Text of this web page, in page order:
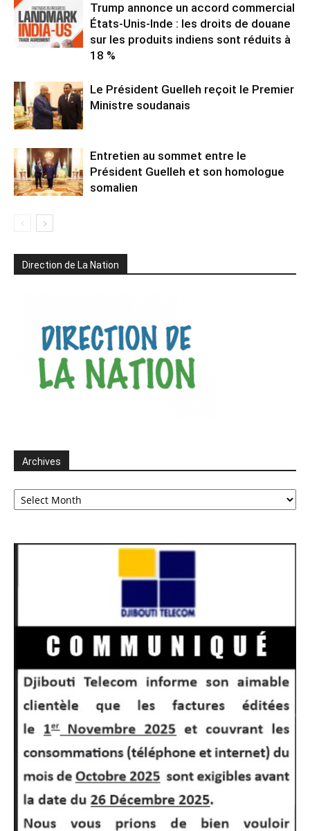
Trump annonce un accord commercial
États-Unis-Inde : les droits de douane
sur les produits indiens sont réduits à
18 %
Le Président Guelleh reçoit le Premier
Ministre soudanais
Entretien au sommet entre le
Président Guelleh et son homologue
somalien
Direction de La Nation
Archives
Archives